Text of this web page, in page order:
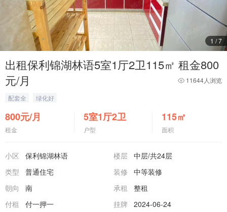
1 /7
出租保利锦湖林语5室1厅2卫115㎡ 租金800
元/月
11644人浏览
配套全 绿化好
800元/月
租金
5室1厅2卫
户型
115㎡
面积
小区 保利锦湖林语 楼层 中层/共24层
类型
普通住宅 装修
中等装修
朝向
南 承租
整租
付租
付一押一 挂牌
2024-06-24